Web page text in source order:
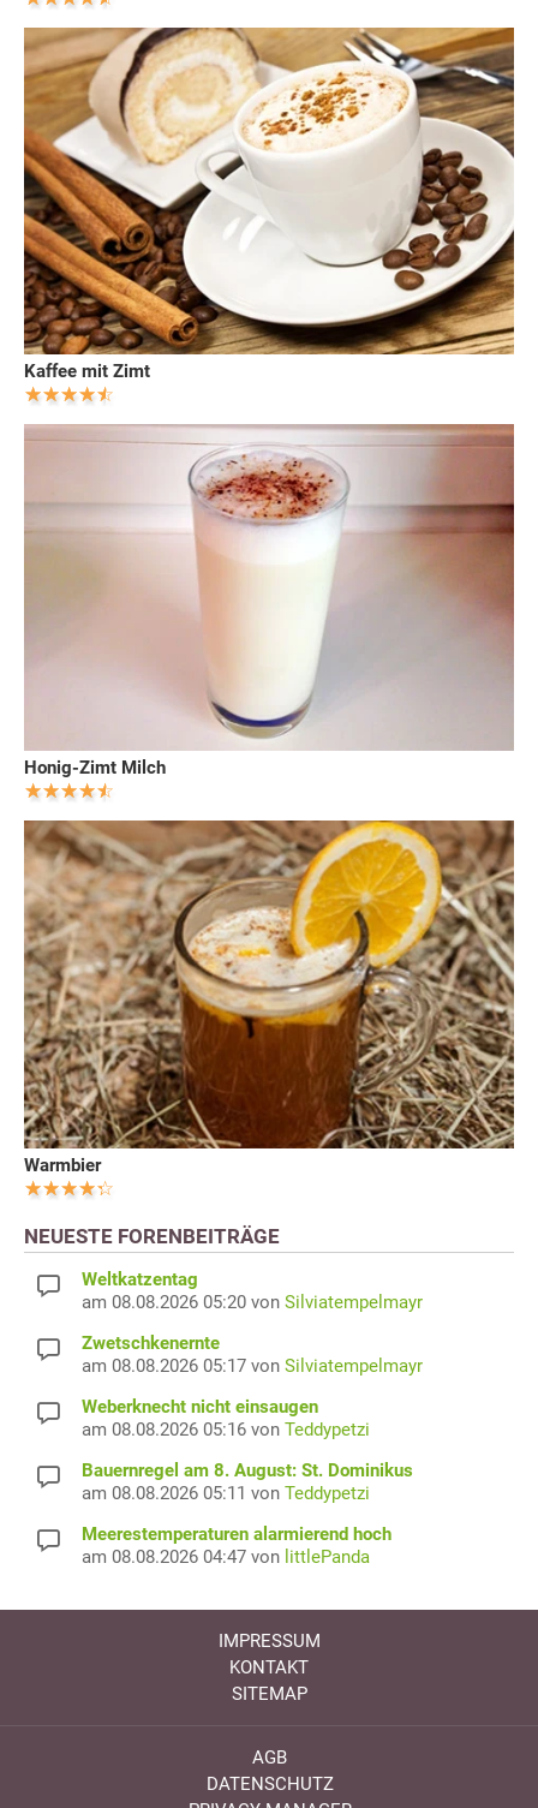
Kaffee mit Zimt
Honig-Zimt Milch
Warmbier
NEUESTE FORENBEITRÄGE
Weltkatzentag
am 08.08.2026 05:20 von Silviatempelmayr
Zwetschkenernte
am 08.08.2026 05:17 von Silviatempelmayr
Weberknecht nicht einsaugen
am 08.08.2026 05:16 von Teddypetzi
Bauernregel am 8. August: St. Dominikus
am 08.08.2026 05:11 von Teddypetzi
Meerestemperaturen alarmierend hoch
am 08.08.2026 04:47 von littlePanda
IMPRESSUM
KONTAKT
SITEMAP
AGB
DATENSCHUTZ